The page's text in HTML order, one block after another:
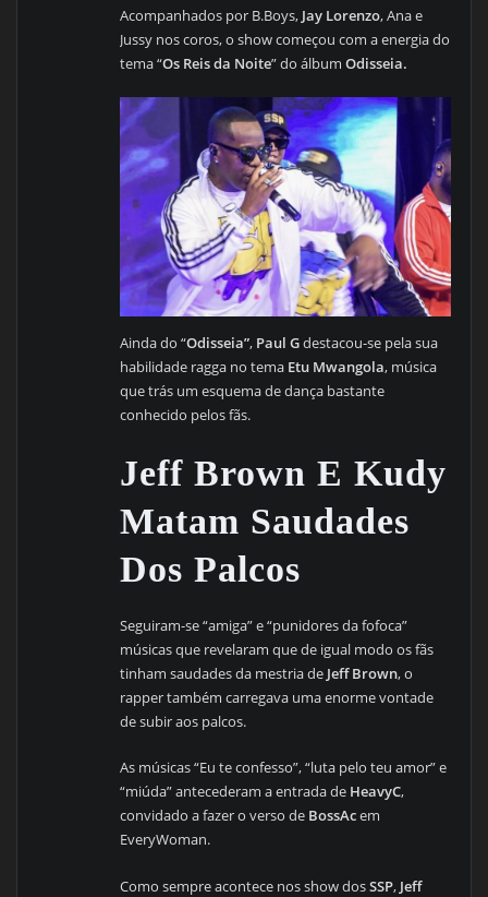
Acompanhados por B.Boys, Jay Lorenzo, Ana e
Jussy nos coros, o show começou com a energia do
tema “Os Reis da Noite” do álbumOdisseia.
Ainda do “Odisseia”, Paul Gdestacou-se pela sua
habilidade ragga no tema Etu Mwangola, música
que trás um esquema de dança bastante
conhecido pelos fãs.
Jeff Brown E Kudy
Matam Saudades
Dos Palcos
Seguiram-se “amiga” e “punidores da fofoca”
músicas que revelaram que de igual modo os fãs
tinham saudades da mestria de Jeff Brown, o
rapper também carregava uma enorme vontade
de subir aos palcos.
As músicas “Eu te confesso”, “luta pelo teu amor” e
“miúda” antecederam a entrada de HeavyC,
convidado a fazer o verso de BossAcem
EveryWoman.
Como sempre acontece nos show dosSSP, Jeff